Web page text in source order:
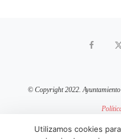
© Copyright 2022.
Utilizamos cookies